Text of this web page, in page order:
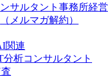
ンサルタント事務所経営
（メルマガ解約）
関連
分析コンサルタント